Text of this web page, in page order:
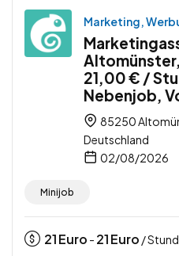
Marketing,
21,00 € /
Nebenjob,
85250
Deutschland
02/08/2026
Minijob
21Euro - 21Euro /